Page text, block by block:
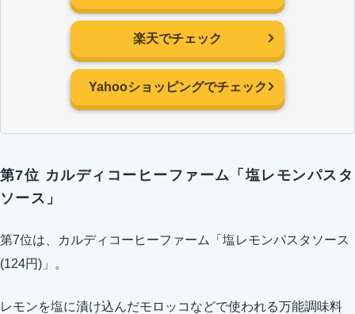
楽天でチェック
Yahooショッピングでチェック
第7位 カルディコーヒーファーム「塩レモンパスタ
ソース」
第7位は、カルディコーヒーファーム「塩レモンパスタソース
(124円)」。
レモンを塩に漬け込んだモロッコなどで使われる万能調味料